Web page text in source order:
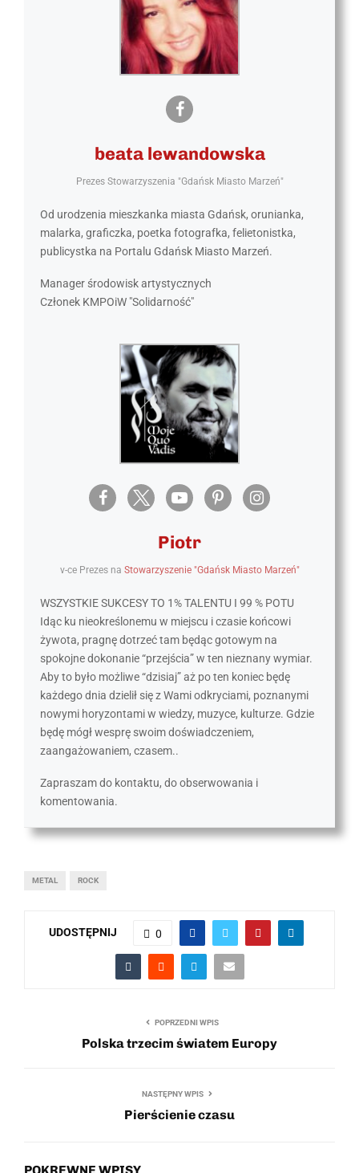
beata lewandowska
Prezes Stowarzyszenia "Gdańsk Miasto Marzeń"
Od urodzenia mieszkanka miasta Gdańsk, orunianka,
malarka, graficzka, poetka fotografka, felietonistka,
publicystka na Portalu Gdańsk Miasto Marzeń.
Manager środowisk artystycznych
Członek KMPOiW "Solidarność"
Piotr
v-ce Prezes na Stowarzyszenie "Gdańsk Miasto Marzeń"
WSZYSTKIE SUKCESY TO 1% TALENTU I 99 % POTU
Idąc ku nieokreślonemu w miejscu i czasie końcowi
żywota, pragnę dotrzeć tam będąc gotowym na
spokojne dokonanie “przejścia” w ten nieznany wymiar.
Aby to było możliwe “dzisiaj” aż po ten koniec będę
każdego dnia dzielił się z Wami odkryciami, poznanymi
nowymi horyzontami w wiedzy, muzyce, kulturze. Gdzie
będę mógł wesprę swoim doświadczeniem,
zaangażowaniem, czasem..
Zapraszam do kontaktu, do obserwowania i
komentowania.
METAL ROCK
UDOSTĘPNIJ 0
POPRZEDNI WPIS
Polska trzecim światem Europy
NASTĘPNY WPIS
Pierścienie czasu